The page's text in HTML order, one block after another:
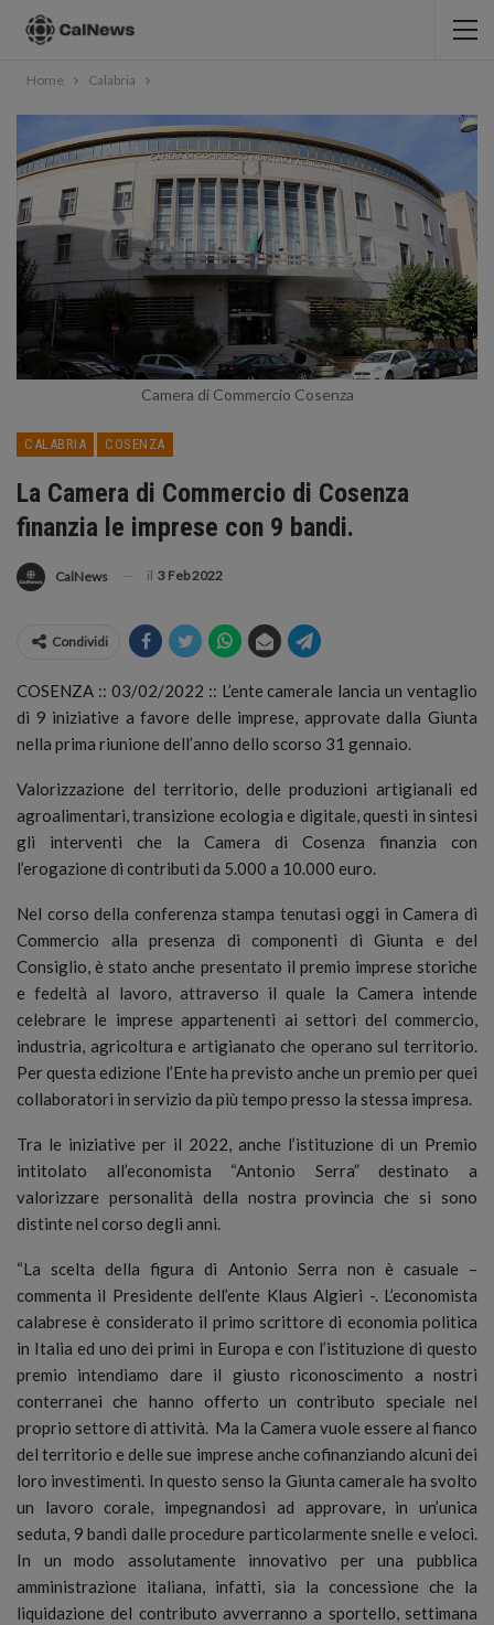
Home Calabria
Camera di Commercio Cosenza
CALABRIA COSENZA
La Camera di Commercio di Cosenza
finanzia le imprese con 9 bandi.
CalNews il 3 Feb 2022
Condividi
COSENZA :: 03/02/2022 :: L’ente camerale lancia un ventaglio
di 9 iniziative a favore delle imprese, approvate dalla Giunta
nella prima riunione dell’anno dello scorso 31 gennaio.
Valorizzazione del territorio, delle produzioni artigianali ed
agroalimentari, transizione ecologia e digitale, questi in sintesi
gli interventi che la Camera di Cosenza finanzia con
l’erogazione di contributi da 5.000 a 10.000 euro.
Nel corso della conferenza stampa tenutasi oggi in Camera di
Commercio alla presenza di componenti di Giunta e del
Consiglio, è stato anche presentato il premio imprese storiche
e fedeltà al lavoro, attraverso il quale la Camera intende
celebrare le imprese appartenenti ai settori del commercio,
industria, agricoltura e artigianato che operano sul territorio.
Per questa edizione l’Ente ha previsto anche un premio per quei
collaboratori in servizio da più tempo presso la stessa impresa.
Tra le iniziative per il 2022, anche l’istituzione di un Premio
intitolato all’economista “Antonio Serra” destinato a
valorizzare personalità della nostra provincia che si sono
distinte nel corso degli anni.
“La scelta della figura di Antonio Serra non è casuale –
commenta il Presidente dell’ente Klaus Algieri -. L’economista
calabrese è considerato il primo scrittore di economia politica
in Italia ed uno dei primi in Europa e con l’istituzione di questo
premio intendiamo dare il giusto riconoscimento a nostri
conterranei che hanno offerto un contributo speciale nel
proprio settore di attività. Ma la Camera vuole essere al fianco
del territorio e delle sue imprese anche cofinanziando alcuni dei
loro investimenti. In questo senso la Giunta camerale ha svolto
un lavoro corale, impegnandosi ad approvare, in un’unica
seduta, 9 bandi dalle procedure particolarmente snelle e veloci.
In un modo assolutamente innovativo per una pubblica
amministrazione italiana, infatti, sia la concessione che la
liquidazione del contributo avverranno a sportello, settimana